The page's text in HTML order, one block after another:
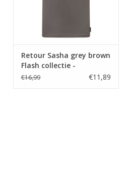
Retour Sasha grey brown
Flash collectie -
€16,99 €11,89